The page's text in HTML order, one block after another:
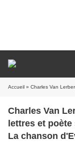
Accueil » Charles Van Lerberghe (1861-
Charles Van
lettres et
La chanson